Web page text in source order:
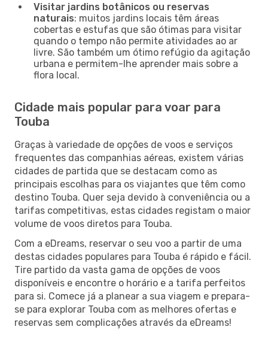
Visitar jardins botânicos ou reservas
naturais: muitos jardins locais têm áreas
cobertas e estufas que são ótimas para visitar
quando o tempo não permite atividades ao ar
livre. São também um ótimo refúgio da agitação
urbana e permitem-lhe aprender mais sobre a
flora local.
Cidade mais popular para voar para
Touba
Graças à variedade de opções de voos e serviços
frequentes das companhias aéreas, existem várias
cidades de partida que se destacam como as
principais escolhas para os viajantes que têm como
destino Touba. Quer seja devido à conveniência ou a
tarifas competitivas, estas cidades registam o maior
volume de voos diretos para Touba.
Com a eDreams, reservar o seu voo a partir de uma
destas cidades populares para Touba é rápido e fácil.
Tire partido da vasta gama de opções de voos
disponíveis e encontre o horário e a tarifa perfeitos
para si. Comece já a planear a sua viagem e prepara-
se para explorar Touba com as melhores ofertas e
reservas sem complicações através da eDreams!